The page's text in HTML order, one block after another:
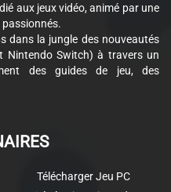
aux jeux vidéo, animé par une
dans la jungle des nouveautés
Nintendo Switch) à travers un
des guides de jeu, des
Télécharger Jeu PC